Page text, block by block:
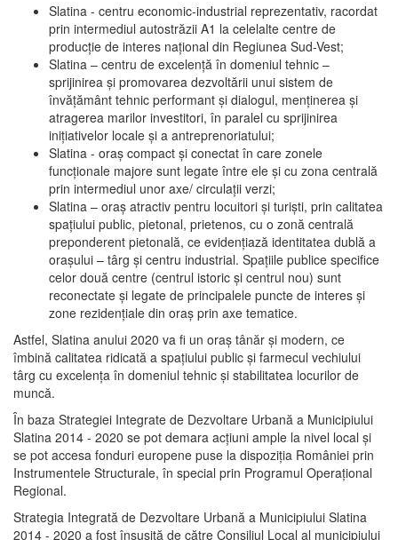
Slatina - centru economic-industrial reprezentativ, racordat
prin intermediul autostrăzii A1 la celelalte centre de
producţie de interes naţional din Regiunea Sud-Vest;
Slatina – centru de excelenţă în domeniul tehnic –
sprijinirea şi promovarea dezvoltării unui sistem de
învăţământ tehnic performant şi dialogul, menţinerea şi
atragerea marilor investitori, în paralel cu sprijinirea
iniţiativelor locale şi a antreprenoriatului;
Slatina - oraş compact şi conectat în care zonele
funcţionale majore sunt legate între ele şi cu zona centrală
prin intermediul unor axe/ circulații verzi;
Slatina – oraş atractiv pentru locuitori şi turişti, prin calitatea
spaţiului public, pietonal, prietenos, cu o zonă centrală
preponderent pietonală, ce evidenţiază identitatea dublă a
oraşului – târg şi centru industrial. Spaţiile publice specifice
celor două centre (centrul istoric şi centrul nou) sunt
reconectate şi legate de principalele puncte de interes şi
zone rezidenţiale din oraş prin axe tematice.
Astfel, Slatina anului 2020 va fi un oraş tânăr şi modern, ce
îmbină calitatea ridicată a spaţiului public şi farmecul vechiului
târg cu excelenţa în domeniul tehnic şi stabilitatea locurilor de
muncă.
În baza Strategiei Integrate de Dezvoltare Urbană a Municipiului
Slatina 2014 - 2020 se pot demara acţiuni ample la nivel local şi
se pot accesa fonduri europene puse la dispoziţia României prin
Instrumentele Structurale, în special prin Programul Operațional
Regional.
Strategia Integrată de Dezvoltare Urbană a Municipiului Slatina
2014 - 2020 a fost însuşită de către Consiliul Local al municipiului